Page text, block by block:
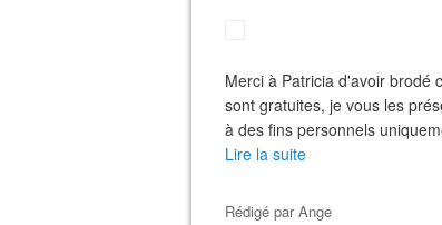
Merci à Patricia d'avoir brodé
sont gratuites, je vous les
à des fins personnels
Lire la suite
Rédigé parAnge